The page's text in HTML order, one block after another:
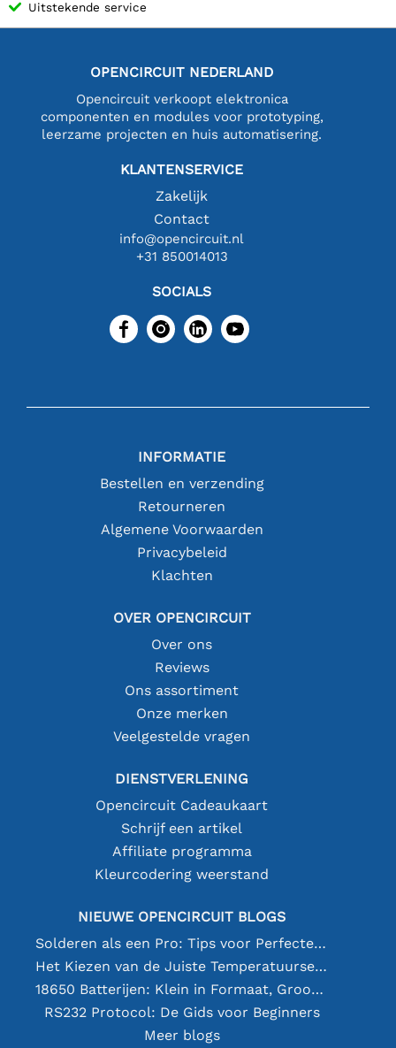
Uitstekende service
OPENCIRCUIT NEDERLAND
Opencircuit verkoopt elektronica
componenten en modules voor prototyping,
leerzame projecten en huis automatisering.
KLANTENSERVICE
Zakelijk
Contact
info@opencircuit.nl
+31 850014013
SOCIALS
INFORMATIE
Bestellen en verzending
Retourneren
Algemene Voorwaarden
Privacybeleid
Klachten
OVER OPENCIRCUIT
Over ons
Reviews
Ons assortiment
Onze merken
Veelgestelde vragen
DIENSTVERLENING
Opencircuit Cadeaukaart
Schrijf een artikel
Affiliate programma
Kleurcodering weerstand
NIEUWE OPENCIRCUIT BLOGS
Solderen als een Pro: Tips voor Perfecte Elektronische Verbindingen
Het Kiezen van de Juiste Temperatuursensor [youtube]
18650 Batterijen: Klein in Formaat, Groot in Prestatie
RS232 Protocol: De Gids voor Beginners
Meer blogs